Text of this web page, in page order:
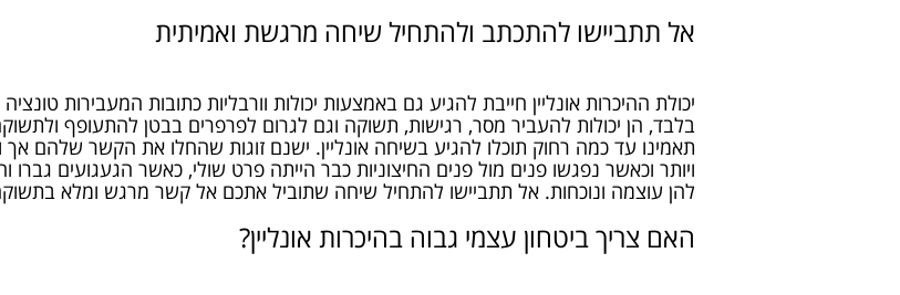
אל תתביישו להתכתב ולהתחיל שיחה מרגשת ואמיתית
יכולת ההיכרות אונליין חייבת להגיע גם באמצעות יכולות וורבליות כתובות המעבירות
בלבד, הן יכולות להעביר מסר, רגישות, תשוקה וגם לגרום לפרפרים בבטן להתעופף
תאמינו עד כמה רחוק תוכלו להגיע בשיחה אונליין. ישנם זוגות שהחלו את הקשר שלהם אך
ויותר וכאשר נפגשו פנים מול פנים החיצוניות כבר הייתה פרט שולי, כאשר הגעגועים
להן עוצמה ונוכחות. אל תתביישו להתחיל שיחה שתוביל אתכם אל קשר מרגש ומלא
האם צריך ביטחון עצמי גבוה בהיכרות אונליין?